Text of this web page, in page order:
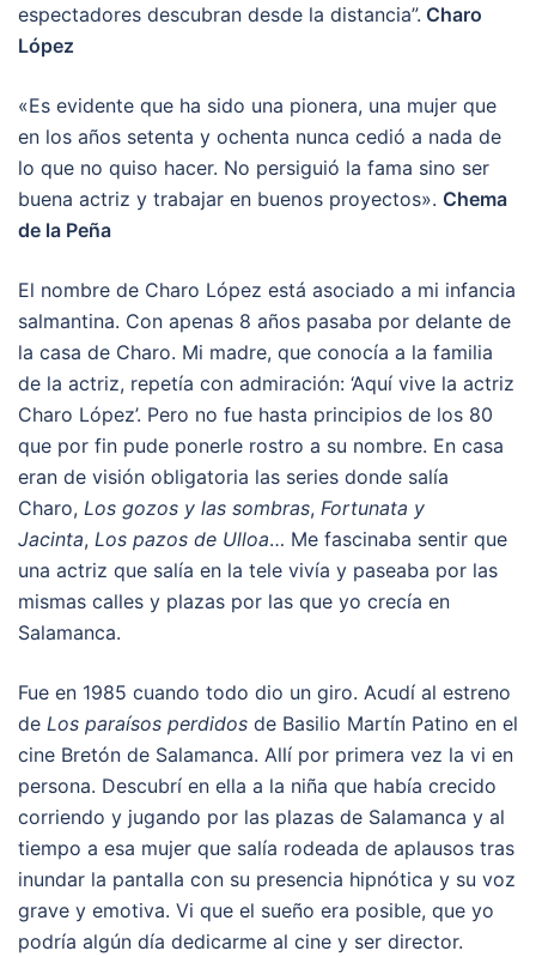
espectadores descubran desde la distancia”. Charo
López
«Es evidente que ha sido una pionera, una mujer que
en los años setenta y ochenta nunca cedió a nada de
lo que no quiso hacer. No persiguió la fama sino ser
buena actriz y trabajar en buenos proyectos». Chema
de la Peña
El nombre de Charo López está asociado a mi infancia
salmantina. Con apenas 8 años pasaba por delante de
la casa de Charo. Mi madre, que conocía a la familia
de la actriz, repetía con admiración: ‘Aquí vive la actriz
Charo López’. Pero no fue hasta principios de los 80
que por fin pude ponerle rostro a su nombre. En casa
eran de visión obligatoria las series donde salía
Charo, Los gozos y las sombras, Fortunata y
Jacinta, Los pazos de Ulloa… Me fascinaba sentir que
una actriz que salía en la tele vivía y paseaba por las
mismas calles y plazas por las que yo crecía en
Salamanca.
Fue en 1985 cuando todo dio un giro. Acudí al estreno
de Los paraísos perdidos de Basilio Martín Patino en el
cine Bretón de Salamanca. Allí por primera vez la vi en
persona. Descubrí en ella a la niña que había crecido
corriendo y jugando por las plazas de Salamanca y al
tiempo a esa mujer que salía rodeada de aplausos tras
inundar la pantalla con su presencia hipnótica y su voz
grave y emotiva. Vi que el sueño era posible, que yo
podría algún día dedicarme al cine y ser director.